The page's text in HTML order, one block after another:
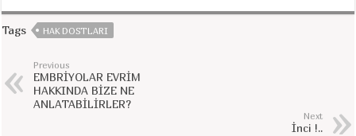
Tags HAK DOSTLARI
Previous
EMBRİYOLAR EVRİM
HAKKINDA BİZE NE
ANLATABİLİRLER?
Next
İnci !..